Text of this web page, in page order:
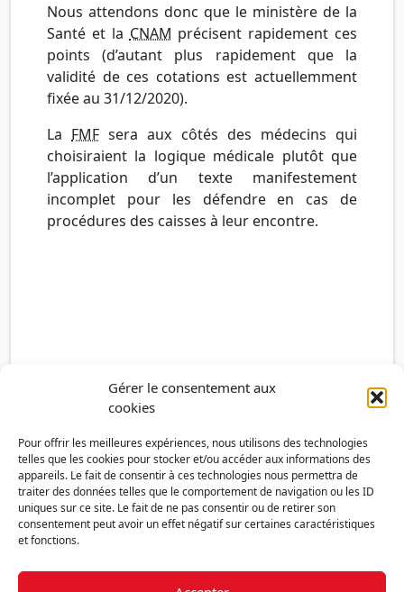
Gérer le consentement aux
cookies
Pour offrir les meilleures expériences, nous utilisons des technologies
telles que les cookies pour stocker et/ou accéder aux informations des
appareils. Le fait de consentir à ces technologies nous permettra de
traiter des données telles que le comportement de navigation ou les ID
uniques sur ce site. Le fait de ne pas consentir ou de retirer son
consentement peut avoir un effet négatif sur certaines caractéristiques
et fonctions.
Nous attendons donc que le ministère de la
Santé et la CNAM précisent rapidement ces
points (d’autant plus rapidement que la
validité de ces cotations est actuellemment
fixée au 31/12/2020).
La FMF sera aux côtés des médecins qui
choisiraient la logique médicale plutôt que
l’application d’un texte manifestement
incomplet pour les défendre en cas de
procédures des caisses à leur encontre.